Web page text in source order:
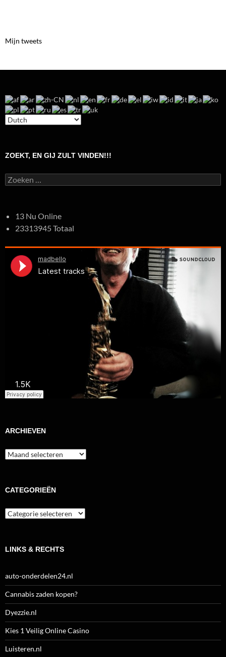
Mijn tweets
ZOEKT, EN GIJ ZULT VINDEN!!!
Zoeken
naar:
13 Nu Online
23313945 Totaal
ARCHIEVEN
Archieven
CATEGORIEËN
Categorieën
LINKS & RECHTS
auto-onderdelen24.nl
Cannabis zaden kopen?
Dyezzie.nl
Kies 1 Veilig Online Casino
Luisteren.nl